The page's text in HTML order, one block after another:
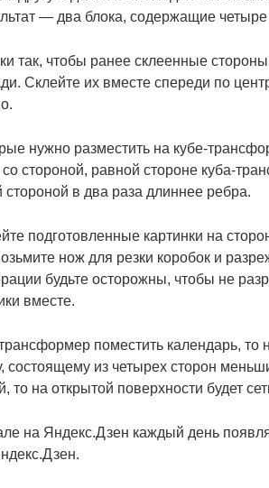
— два блока, содержащие четыре
так, чтобы ранее склеенные
Склейте их вместе спереди по
нужно разместить на кубе-
стороной, равной стороне куба-
в два раза длиннее ребра.
подготовленные картинки на
нож для резки коробок и
будьте осторожны, чтобы не
вместе.
поместить календарь,
состоящему из четырех сторон
то на открытой поверхности будет
на Яндекс.Дзен каждый день